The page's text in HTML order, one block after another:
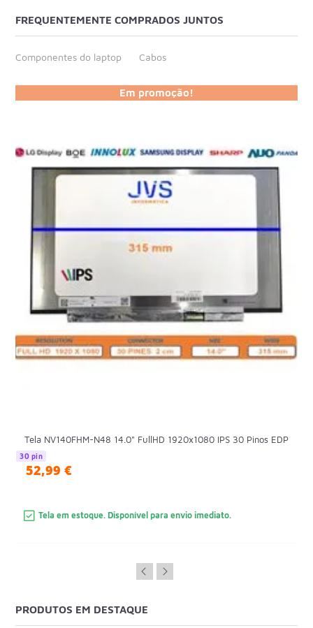
FREQUENTEMENTE COMPRADOS JUNTOS
Componentes do laptop Cabos
Tela NV140FHM-N48 14.0" FullHD 1920x1080 IPS 30 Pinos EDP
30 pin
52,99 €
Tela em estoque. Disponível para envio imediato.
Em promoção!
PRODUTOS EM DESTAQUE